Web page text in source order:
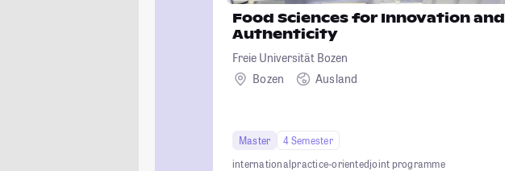
Food Sciences for Innovation and
Authenticity
Freie Universität Bozen
Bozen
Ausland
Master
4 Semester
internationalpractice-orientedjoint programme